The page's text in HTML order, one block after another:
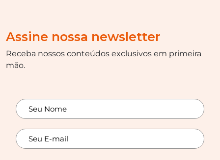
Assine nossa newsletter
Receba nossos conteúdos exclusivos em primeira
mão.